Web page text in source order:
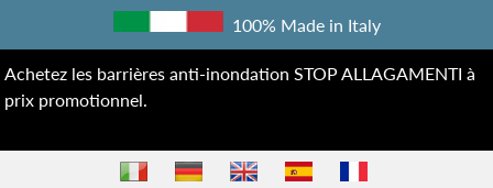
100% Made in Italy
Achetez les barrières anti-inondation STOP ALLAGAMENTI à
prix promotionnel.